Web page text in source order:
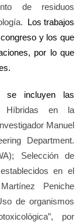
de residuos
Los trabajos
y los que
por lo que
se incluyen las
Híbridas en la
Manuel
Department.
Selección de
en el
Peniche
de organismos
por